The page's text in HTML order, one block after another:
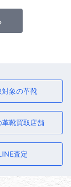
対象の革靴
革靴買取店舗
査定